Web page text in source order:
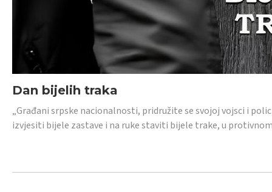
Dan bijelih traka
„Građani srpske nacionalnosti, pridružite se svojoj vojsci i
izvjesiti bijele zastave i na ruke staviti bijele trake, u